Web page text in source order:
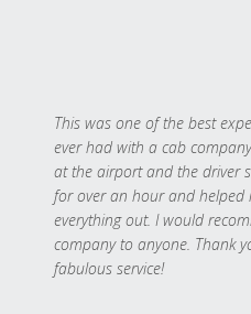
This was one of the best
ever had with a cab
at the airport and the driver
for over an hour and helped
everything out. I would
company to anyone. Thank
fabulous service!